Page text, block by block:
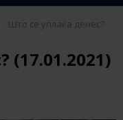
Што се уплаќа денес?
(17.01.2021)